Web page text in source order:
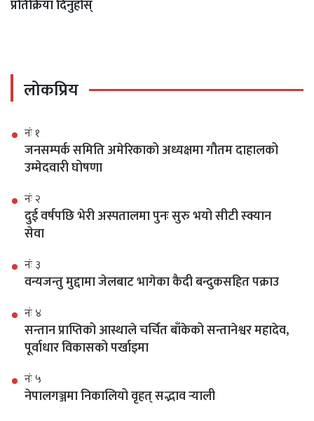
प्रतिक्रिया दिनुहोस्
लोकप्रिय
नंः १
जनसम्पर्क समिति अमेरिकाको अध्यक्षमा गौतम दाहालको
उम्मेदवारी घोषणा
नंः २
दुई वर्षपछि भेरी अस्पतालमा पुनः सुरु भयो सीटी स्क्यान
सेवा
नंः ३
वन्यजन्तु मुद्दामा जेलबाट भागेका कैदी बन्दुकसहित पक्राउ
नंः ४
सन्तान प्राप्तिको आस्थाले चर्चित बाँकेको सन्तानेश्वर महादेव,
पूर्वाधार विकासको पर्खाइमा
नंः ५
नेपालगञ्जमा निकालियो वृहत् सद्भाव र्‍याली